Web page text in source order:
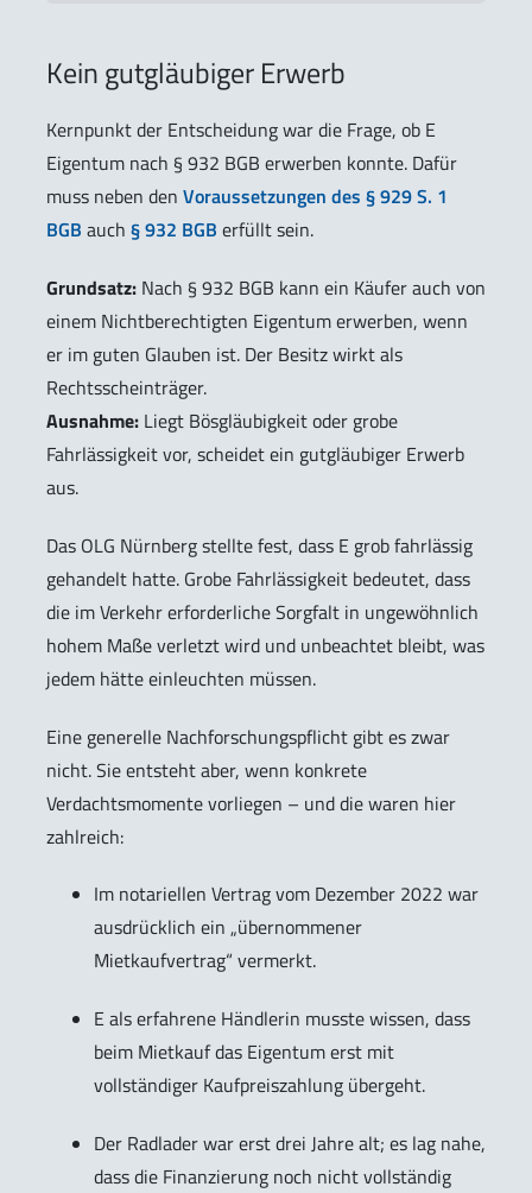
Kein gutgläubiger Erwerb
Kernpunkt der Entscheidung war die Frage, ob E
Eigentum nach § 932 BGB erwerben konnte. Dafür
muss neben den Voraussetzungen des § 929 S. 1
BGB auch § 932 BGB erfüllt sein.
Grundsatz: Nach § 932 BGB kann ein Käufer auch von
einem Nichtberechtigten Eigentum erwerben, wenn
er im guten Glauben ist. Der Besitz wirkt als
Rechtsscheinträger.
Ausnahme: Liegt Bösgläubigkeit oder grobe
Fahrlässigkeit vor, scheidet ein gutgläubiger Erwerb
aus.
Das OLG Nürnberg stellte fest, dass E grob fahrlässig
gehandelt hatte. Grobe Fahrlässigkeit bedeutet, dass
die im Verkehr erforderliche Sorgfalt in ungewöhnlich
hohem Maße verletzt wird und unbeachtet bleibt, was
jedem hätte einleuchten müssen.
Eine generelle Nachforschungspflicht gibt es zwar
nicht. Sie entsteht aber, wenn konkrete
Verdachtsmomente vorliegen – und die waren hier
zahlreich:
Im notariellen Vertrag vom Dezember 2022 war
ausdrücklich ein „übernommener
Mietkaufvertrag“ vermerkt.
E als erfahrene Händlerin musste wissen, dass
beim Mietkauf das Eigentum erst mit
vollständiger Kaufpreiszahlung übergeht.
Der Radlader war erst drei Jahre alt; es lag nahe,
dass die Finanzierung noch nicht vollständig